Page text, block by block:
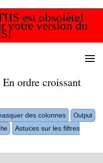
est obsolète!
votre version du
ordre croissant
des colonnes
Output
Astuces sur les filtres